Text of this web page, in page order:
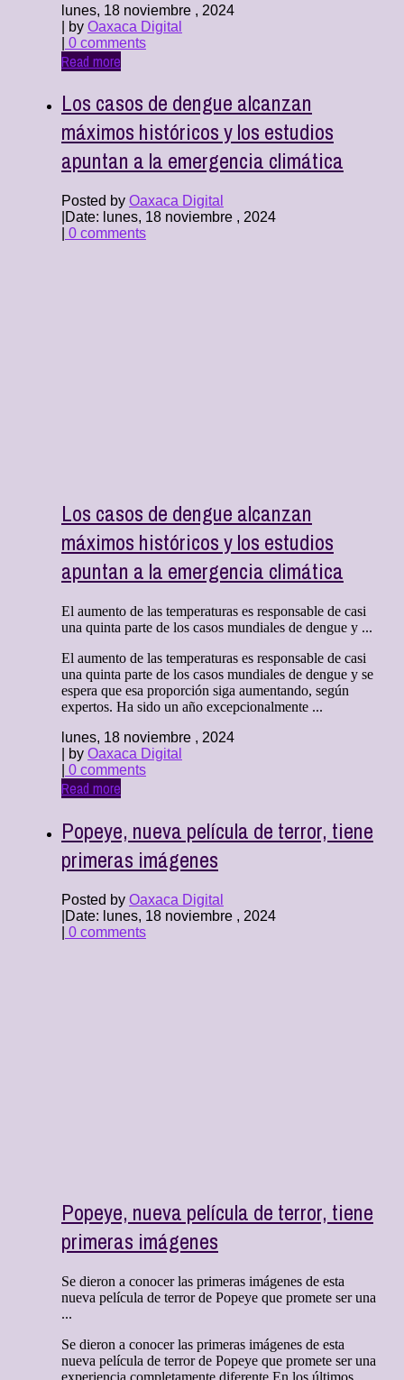
lunes, 18 noviembre , 2024
| by Oaxaca Digital
0 comments
Read more
Los casos de dengue alcanzan
máximos históricos y los estudios
apuntan a la emergencia climática
Posted by Oaxaca Digital
Date: lunes, 18 noviembre , 2024
0 comments
Los casos de dengue alcanzan
máximos históricos y los estudios
apuntan a la emergencia climática
El aumento de las temperaturas es responsable de casi
una quinta parte de los casos mundiales de dengue y ...
El aumento de las temperaturas es responsable de casi
una quinta parte de los casos mundiales de dengue y se
espera que esa proporción siga aumentando, según
expertos. Ha sido un año excepcionalmente ...
lunes, 18 noviembre , 2024
| by Oaxaca Digital
0 comments
Read more
Popeye, nueva película de terror, tiene
primeras imágenes
Posted by Oaxaca Digital
Date: lunes, 18 noviembre , 2024
0 comments
Popeye, nueva película de terror, tiene
primeras imágenes
Se dieron a conocer las primeras imágenes de esta
nueva película de terror de Popeye que promete ser una
...
Se dieron a conocer las primeras imágenes de esta
nueva película de terror de Popeye que promete ser una
experiencia completamente diferente En los últimos